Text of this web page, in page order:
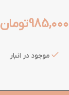
985,000تومان
موجود در انبار